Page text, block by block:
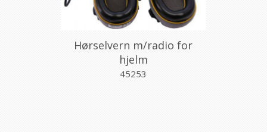
Hørselvern m/radio for
hjelm
45253